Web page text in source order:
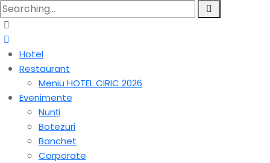
Hotel
Restaurant
Meniu HOTEL CIRIC 2026
Evenimente
Nunți
Botezuri
Banchet
Corporate